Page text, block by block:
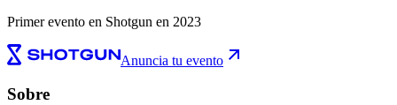
Primer evento en Shotgun en 2023
Anuncia tu evento
Sobre